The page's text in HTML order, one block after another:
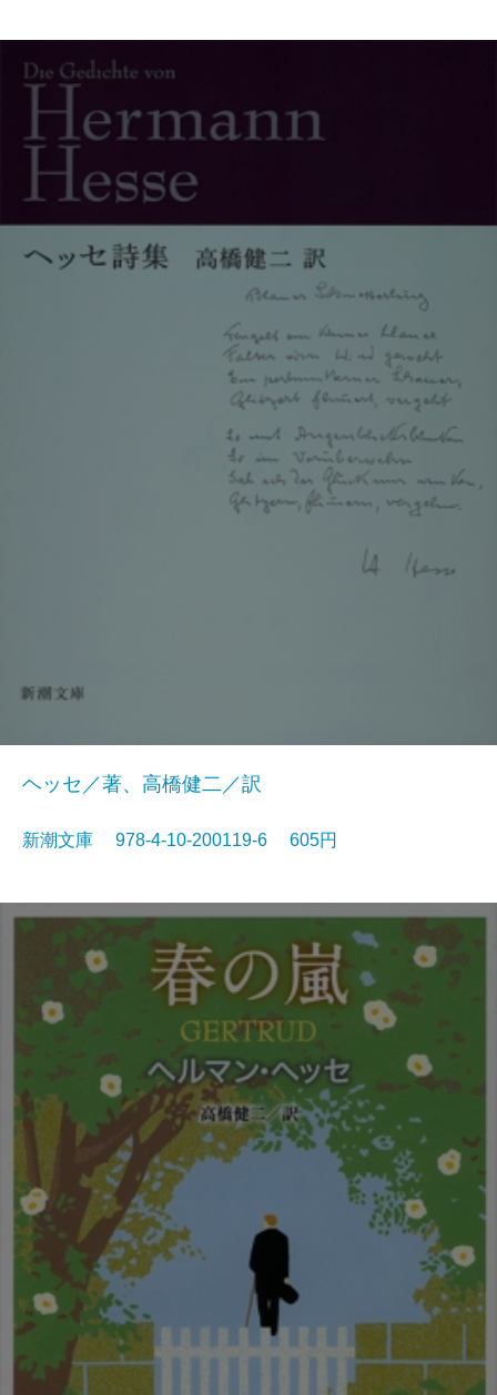
ヘッセ／著、高橋健二／訳
新潮文庫 978-4-10-200119-6 605円